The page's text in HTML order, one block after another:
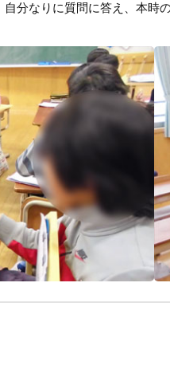
分なりに質問に答え、本時